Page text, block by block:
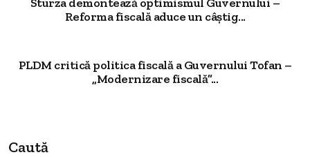
Reforma fiscală aduce un câștig...
PLDM critică politica fiscală a Guvernului Tofan –
„Modernizare fiscală”...
Caută